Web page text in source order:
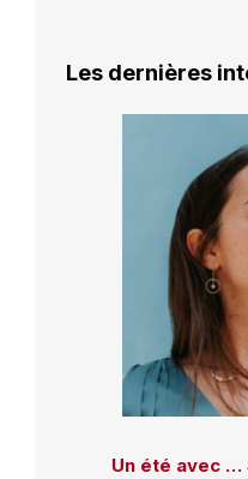
Les dernières
Un été avec …